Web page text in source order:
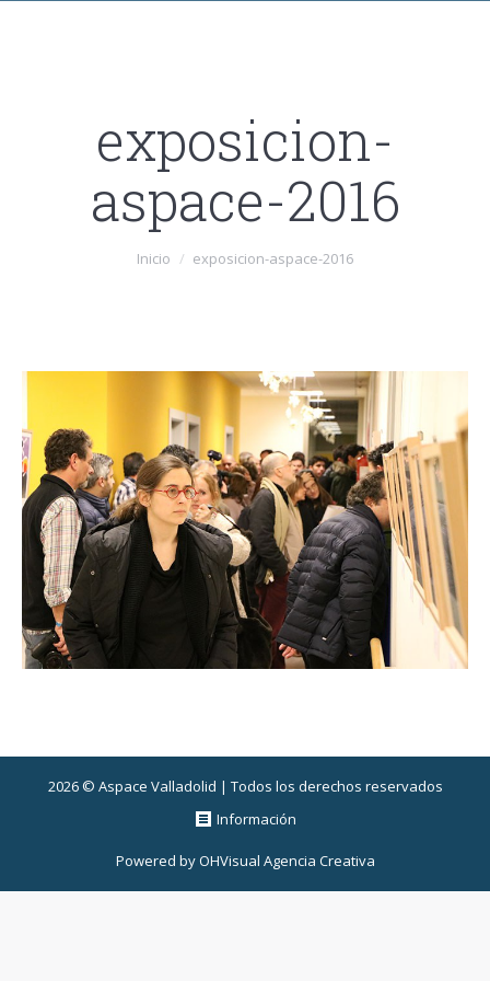
exposicion-
aspace-2016
Inicio exposicion-aspace-2016
2026 © Aspace Valladolid | Todos los derechos reservados
Información
Powered byOHVisual Agencia Creativa